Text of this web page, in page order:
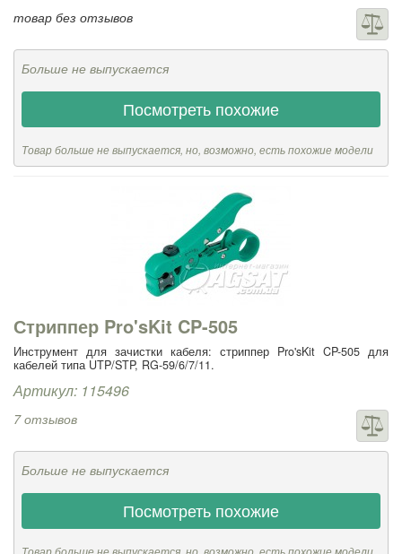
товар без отзывов
Больше не выпускается
Посмотреть похожие
Товар больше не выпускается, но, возможно, есть похожие модели
Стриппер Pro'sKit CP-505
Инструмент для зачистки кабеля: стриппер Pro'sKit CP-505 для
кабелей типа UTP/STP, RG-59/6/7/11.
Артикул: 115496
7 отзывов
Больше не выпускается
Посмотреть похожие
Товар больше не выпускается, но, возможно, есть похожие модели